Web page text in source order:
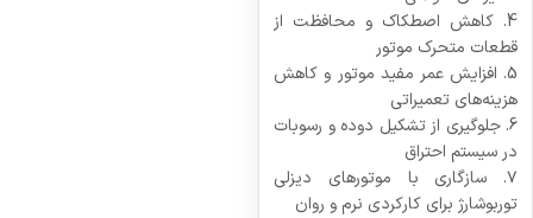
4. کاهش اصطکاک و محافظت از
قطعات متحرک موتور
5. افزایش عمر مفید موتور و کاهش
هزینه‌های تعمیراتی
6. جلوگیری از تشکیل دوده و رسوبات
در سیستم احتراق
۷. سازگاری با موتورهای دیزلی
توربوشارژ برای کارکردی نرم و روان